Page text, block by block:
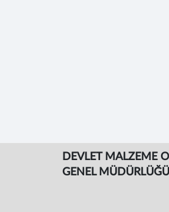
DEVLET MALZEME
GENEL MÜDÜRLÜĞÜ